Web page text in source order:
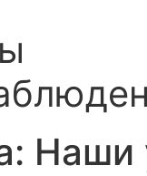
Наши